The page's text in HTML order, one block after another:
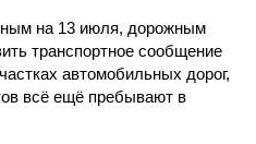
на 13 июля, дорожным
транспортное сообщение
автомобильных дорог,
всё ещё пребывают в